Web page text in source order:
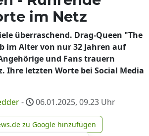
im Netz
überraschend. Drag-Queen "The
im Alter von nur 32 Jahren auf
und Fans trauern
Ihre letzten Worte bei Social Media
- 06.01.2025, 09.23 Uhr
news.de zu Google
zu Google hinzufügen